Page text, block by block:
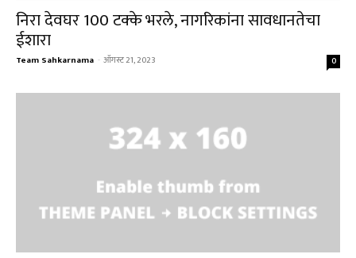
निरा देवघर 100 टक्के भरले, नागरिकांना सावधानतेचा
ईशारा
Team Sahkarnama - ऑगस्ट 21, 2023 0